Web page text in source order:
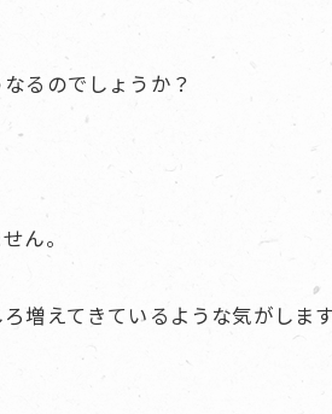
るのでしょうか？
ん。
増えてきているような気がしま